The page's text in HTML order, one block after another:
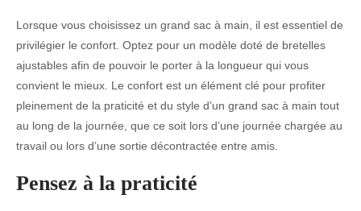
Lorsque vous choisissez un grand sac à main, il est essentiel de
privilégier le confort. Optez pour un modèle doté de bretelles
ajustables afin de pouvoir le porter à la longueur qui vous
convient le mieux. Le confort est un élément clé pour profiter
pleinement de la praticité et du style d’un grand sac à main tout
au long de la journée, que ce soit lors d’une journée chargée au
travail ou lors d’une sortie décontractée entre amis.
Pensez à la praticité